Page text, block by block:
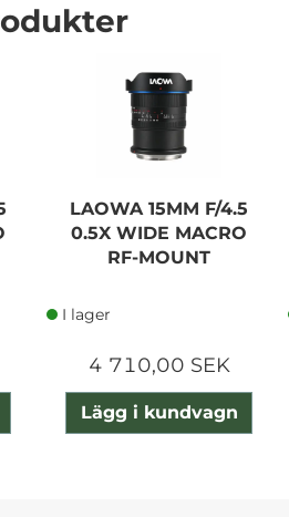
LAOWA 15MM F/4.5
0.5X WIDE MACRO
RF-MOUNT
I lager
4 710,00 SEK
Lägg i kundvagn